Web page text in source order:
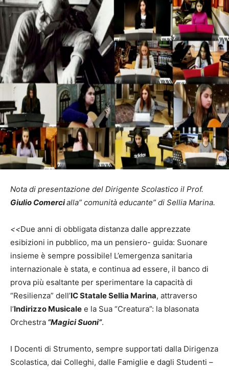
Nota di presentazione del Dirigente Scolastico il Prof.
Giulio Comercialla” comunità educante” di Sellia Marina.
<<Due anni di obbligata distanza dalle apprezzate
esibizioni in pubblico, ma un pensiero- guida: Suonare
insieme è sempre possibile! L’emergenza sanitaria
internazionale è stata, e continua ad essere, il banco di
prova più esaltante per sperimentare la capacità di
“Resilienza” dell’IC Statale Sellia Marina, attraverso
l’Indirizzo Musicale e la Sua “Creatura”: la blasonata
Orchestra “Magici Suoni”.
I Docenti di Strumento, sempre supportati dalla Dirigenza
Scolastica, dai Colleghi, dalle Famiglie e dagli Studenti –